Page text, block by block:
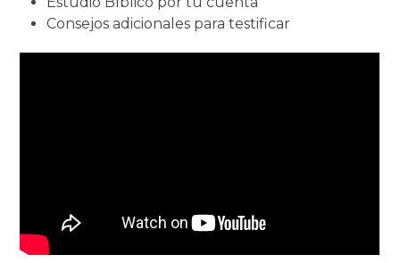
Consejos adicionales para testificar